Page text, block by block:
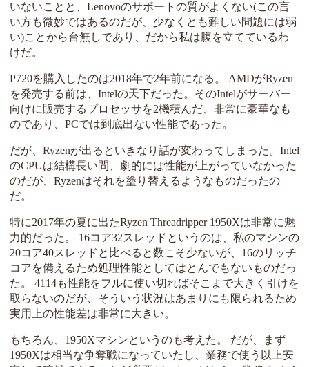
いないことと、Lenovoのサポートの質がよくない(この言
い方も微妙ではあるのだが、少なくとも難しい問題には弱
い)ことから台無しであり、だから私は腹を立てているわ
けだ。
P720を購入したのは2018年で2年前になる。 AMDがRyzen
を発売する前は、Intelの天下だった。そのIntelがサーバー
向けに販売するプロセッサを2機積んだ、非常に豪華なも
のであり、PCでは到底出ない性能であった。
だが、Ryzenが出るといきなり話が変わってしまった。Intel
のCPUは結構長い間、劇的には性能が上がっていなかった
のだが、Ryzenはそれを塗り替えるようなものだったの
だ。
特に2017年の夏に出たRyzen Threadripper 1950Xは非常に魅
力的だった。 16コア32スレッドというのは、私のマシンの
20コア40スレッドと比べると数こそ少ないが、16のリッチ
コアを備えるため処理性能としてはとんでもないものだっ
た。 4114も性能をフルに使い切ればそこまで大きく引けを
取らないのだが、そういう状況はあまりにも限られるため
実用上の性能差は非常に大きい。
もちろん、1950Xマシンというのも考えた。 だが、まず
1950Xは相当な争奪戦になっていたし、業務で使う以上安